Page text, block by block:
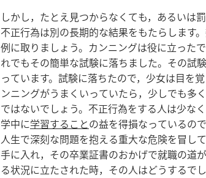
しかし，たとえ見つからなくても，あるいは
不正行為は別の長期的な結果をもたらします
例に取りましょう。カンニングは役に立った
れでもその簡単な試験に落ちました。その試
っています。試験に落ちたので，少女は目を
ンニングがうまくいっていたら，少しでも多
ではないでしょう。不正行為をする人は少な
学中に学習することの益を得損なっているの
人生で深刻な問題を抱える重大な危険を冒し
手に入れ，その卒業証書のおかげで就職の道
る状況に立たされた時，その人はどうするでし